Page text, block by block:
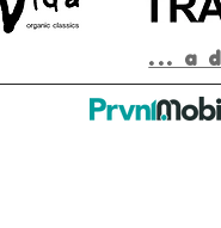
... a